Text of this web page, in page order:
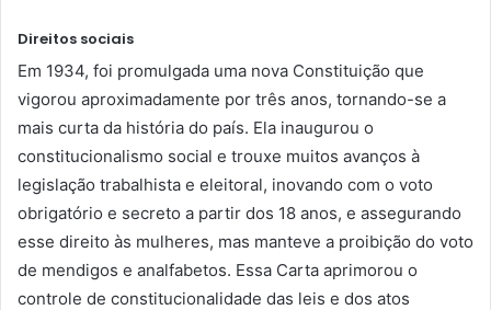
Direitos sociais
Em 1934, foi promulgada uma nova Constituição que
vigorou aproximadamente por três anos, tornando-se a
mais curta da história do país. Ela inaugurou o
constitucionalismo social e trouxe muitos avanços à
legislação trabalhista e eleitoral, inovando com o voto
obrigatório e secreto a partir dos 18 anos, e assegurando
esse direito às mulheres, mas manteve a proibição do voto
de mendigos e analfabetos. Essa Carta aprimorou o
controle de constitucionalidade das leis e dos atos